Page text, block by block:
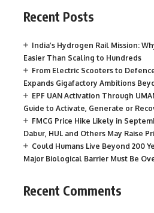
Recent Posts
India’s Hydrogen Rail Mission:
Easier Than Scaling to Hundreds
From Electric Scooters to
Expands Gigafactory Ambitions
EPF UAN Activation Through
Guide to Activate, Generate or
FMCG Price Hike Likely in
Dabur, HUL and Others May Raise
Could Humans Live Beyond 200
Major Biological Barrier Must Be
Recent Comments